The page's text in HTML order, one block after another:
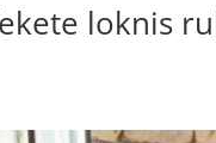
loknis